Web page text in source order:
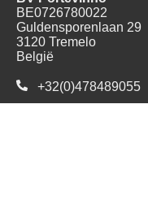
BE0726780022
Guldensporenlaan 29
3120 Tremelo
België
+32(0)478489055